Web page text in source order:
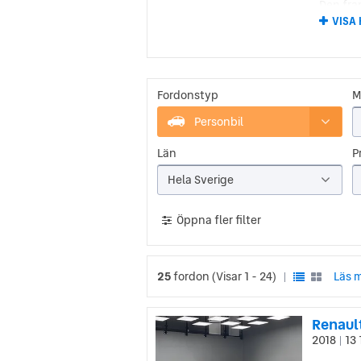
När
även
efter
flertal
Frankrike.
på
mellan
VISA
Fordonstyp
Personbil
Län
Hela Sverige
Öppna fler filter
25fordon (Visar 1 - 24) Läs
2018 13